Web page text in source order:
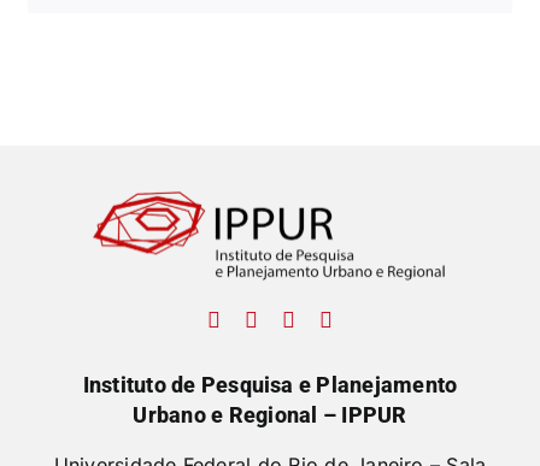
Instituto de Pesquisa e Planejamento
Urbano e Regional – IPPUR